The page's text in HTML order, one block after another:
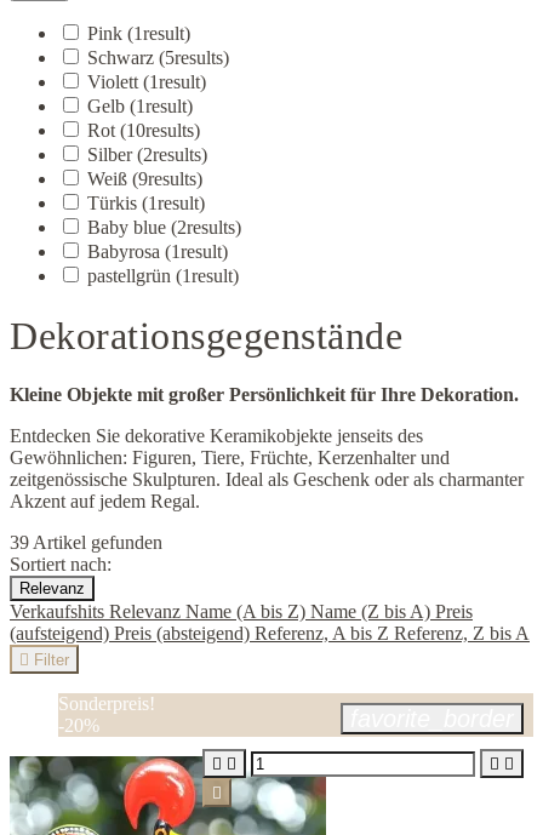
Pink (1result)
Schwarz (5results)
Violett (1result)
Gelb (1result)
Rot (10results)
Silber(2results)
Weiß (9results)
Türkis (1result)
Baby blue (2results)
Babyrosa (1result)
pastellgrün (1result)
Dekorationsgegenstände
Kleine Objekte mit großer Persönlichkeit für Ihre Dekoration.
Entdecken Sie dekorative Keramikobjekte jenseits des
Gewöhnlichen: Figuren, Tiere, Früchte, Kerzenhalter und
zeitgenössische Skulpturen. Ideal als Geschenk oder als charmanter
Akzent auf jedem Regal.
39 Artikel gefunden
Sortiert nach:
Relevanz
Verkaufshits Relevanz Name (A bis Z) Name (Z bis A) Preis
(aufsteigend) Preis (absteigend) Referenz, A bis Z Referenz, Z bis A
 Filter
Sonderpreis!
-20%
   
